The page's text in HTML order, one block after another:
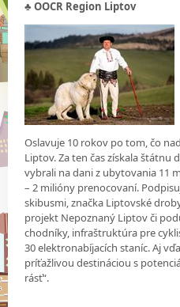
♣ OOCR Region Liptov
Oslavuje 10 rokov po tom, čo
Liptov. Za ten čas získala štátnu
vybrali na dani z ubytovania 11
– 2 milióny prenocovaní.
skibusmi, značka Liptovské
projekt Nepoznaný Liptov či
chodníky, infraštruktúra pre
30 elektronabíjacích staníc. Aj
príťažlivou destináciou s
rásť“.